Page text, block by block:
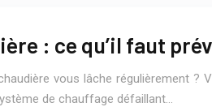
: ce qu’il faut
vous lâche régulièrement ?
de chauffage défaillant…